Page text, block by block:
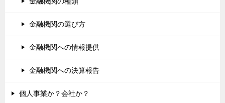
金融機関の選び方
金融機関への情報提供
金融機関への決算報告
個人事業か？会社か？